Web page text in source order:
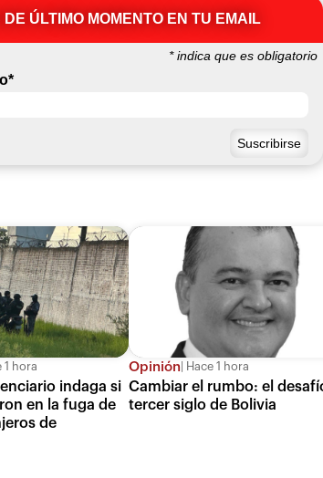
ÚLTIMO MOMENTO EN TU EMAIL
*indica que es obligatorio
*
1 hora
indaga si
en la fuga de
de
Opinión Hace 1 hora
Cambiar el rumbo: el
tercer siglo de Bolivia